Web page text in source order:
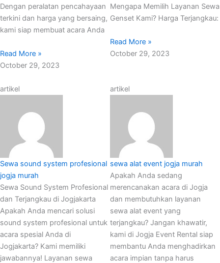
Dengan peralatan pencahayaan
terkini dan harga yang bersaing,
kami siap membuat acara Anda
Read More »
October 29, 2023
Mengapa Memilih Layanan Sewa
Genset Kami? Harga Terjangkau:
Read More »
October 29, 2023
artikel
Sewa sound system profesional
jogja murah
Sewa Sound System Profesional
dan Terjangkau di Jogjakarta
Apakah Anda mencari solusi
sound system profesional untuk
acara spesial Anda di
Jogjakarta? Kami memiliki
jawabannya! Layanan sewa
artikel
sewa alat event jogja murah
Apakah Anda sedang
merencanakan acara di Jogja
dan membutuhkan layanan
sewa alat event yang
terjangkau? Jangan khawatir,
kami di Jogja Event Rental siap
membantu Anda menghadirkan
acara impian tanpa harus